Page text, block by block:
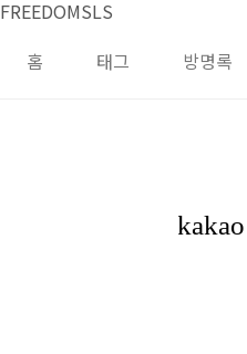
본문 바로가기
FREEDOMSLS
홈
태그 방명록